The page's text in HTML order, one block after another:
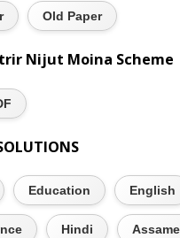
Old Paper
Nijut Moina Scheme
Education English
Hindi